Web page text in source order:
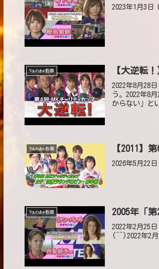
2023年1月3日
Youtube動画 【大逆転
2022年8月28
う。2022年8
からない」と
Youtube動画 【2011】
2026年5月22
Youtube動画 2005年「
2022年2月25
(^^)2022年2